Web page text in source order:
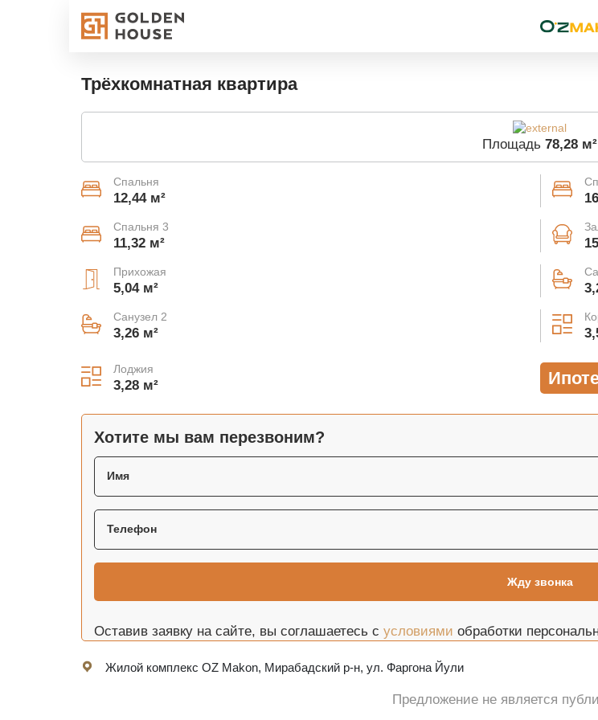
Трёхкомнатная квартира
Площадь78,28 м²
Спальня
12,44 м²
Спальня 3
11,32 м²
Прихожая
5,04 м²
Санузел 2
3,26 м²
Лоджия
3,28 м²
Хотите мы вам перезвоним?
Оставив заявку на сайте, вы соглашаетесь с условиями обработки
Жилой комплекс OZ Makon, Мирабадский р-н, ул. Фаргона Йули
Предложение не является